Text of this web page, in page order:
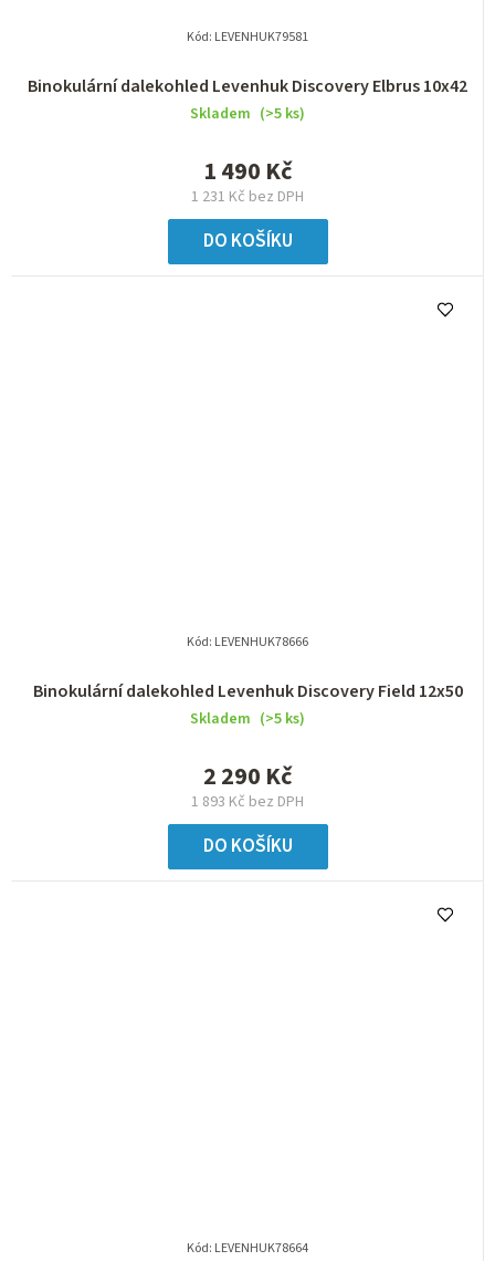
Binokulární dalekohled Levenhuk Discovery Elbrus 10x42
Skladem (>5 ks)
1 231 Kč bez DPH
1 490 Kč
DO KOŠÍKU
Kód: LEVENHUK79581
Binokulární dalekohled Levenhuk Discovery Field 12x50
Skladem (>5 ks)
1 893 Kč bez DPH
2 290 Kč
DO KOŠÍKU
Kód: LEVENHUK78666
Kód: LEVENHUK78664